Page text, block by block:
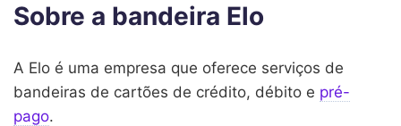
Sobre a bandeira Elo
A Elo é uma empresa que oferece serviços de
bandeiras de cartões de crédito, débito e pré-
pago.